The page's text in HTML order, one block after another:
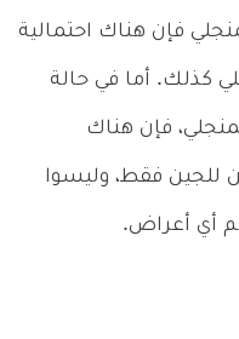
فإن هناك احتمالية
كذلك. أما في حالة
فإن هناك
للجين فقط، وليسوا
أي أعراض.